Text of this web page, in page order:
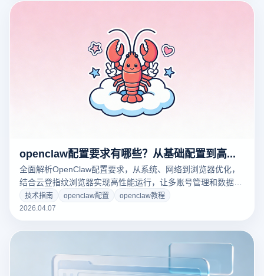
openclaw配置要求有哪些？从基础配置到高性能运行的完整指南
全面解析OpenClaw配置要求，从系统、网络到浏览器优化，
结合云登指纹浏览器实现高性能运行，让多账号管理和数据抓
取更稳定高效，立即了解完整指南！
技术指南 openclaw配置
openclaw教程
2026.04.07